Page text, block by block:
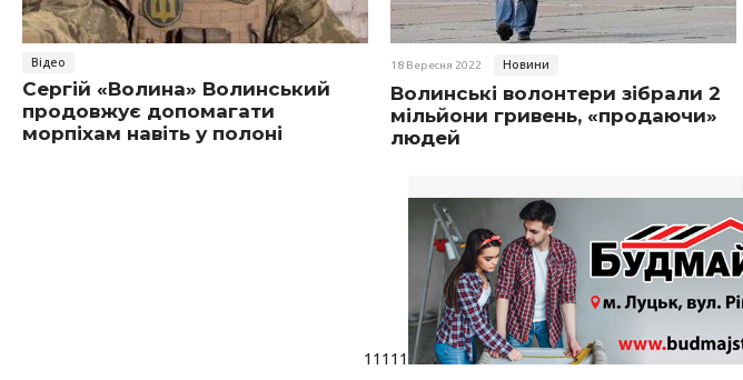
Відео
Сергій «Волина» Волинський
продовжує допомагати
морпіхам навіть у полоні
18 Вересня 2022 Новини
Волинські волонтери зібрали 2
мільйони гривень, «продаючи»
людей
11111